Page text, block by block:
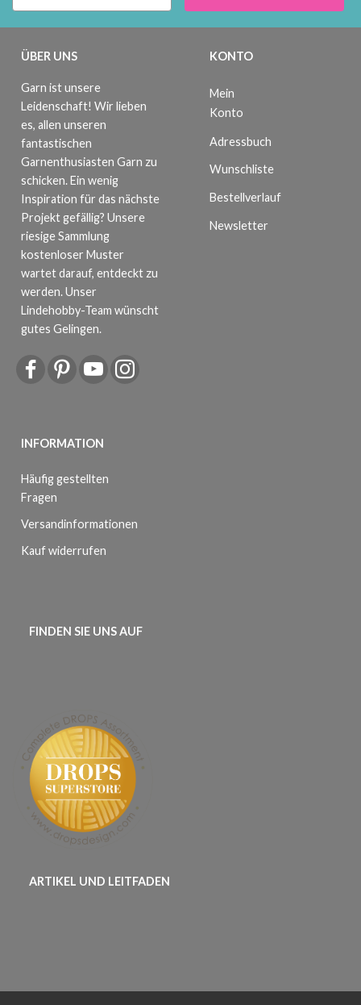
ÜBER UNS
Garn ist unsere
Leidenschaft! Wir lieben
es, allen unseren
fantastischen
Garnenthusiasten Garn zu
schicken. Ein wenig
Inspiration für das nächste
Projekt gefällig? Unsere
riesige Sammlung
kostenloser Muster
wartet darauf, entdeckt zu
werden. Unser
Lindehobby-Team wünscht
gutes Gelingen.
INFORMATION
Häufig gestellten
Fragen
Versandinformationen
Kauf widerrufen
KONTO
Mein
Konto
Adressbuch
Wunschliste
Bestellverlauf
Newsletter
FINDEN SIE UNS AUF
ARTIKEL UND LEITFADEN